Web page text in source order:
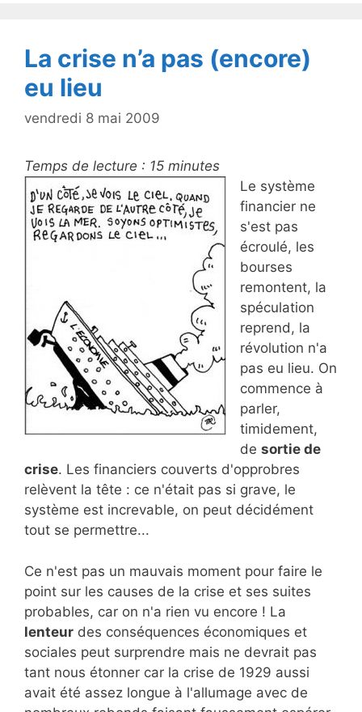
La crise n’a pas (encore)
eu lieu
vendredi 8 mai 2009
Temps de lecture : 15 minutes
Le système
financier ne
s'est pas
écroulé, les
bourses
remontent, la
spéculation
reprend, la
révolution n'a
pas eu lieu. On
commence à
parler,
timidement,
de sortie de
crise. Les financiers couverts d'opprobres
relèvent la tête : ce n'était pas si grave, le
système est increvable, on peut décidément
tout se permettre...
Ce n'est pas un mauvais moment pour faire le
point sur les causes de la crise et ses suites
probables, car on n'a rien vu encore ! La
lenteur des conséquences économiques et
sociales peut surprendre mais ne devrait pas
tant nous étonner car la crise de 1929 aussi
avait été assez longue à l'allumage avec de